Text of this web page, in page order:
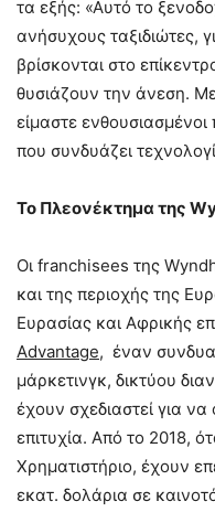
τα εξής: «Αυτό το
ανήσυχους ταξιδιώτες,
βρίσκονται στο
θυσιάζουν την άνεση.
είμαστε
που συνδυάζει
Το Πλεονέκτημα της
Οι franchisees της
και της περιοχής της
Ευρασίας και Αφρικής
Advantage, έναν
μάρκετινγκ, δικτύου
έχουν σχεδιαστεί για να
επιτυχία. Από το 2018,
Χρηματιστήριο, έχουν
εκατ. δολάρια σε